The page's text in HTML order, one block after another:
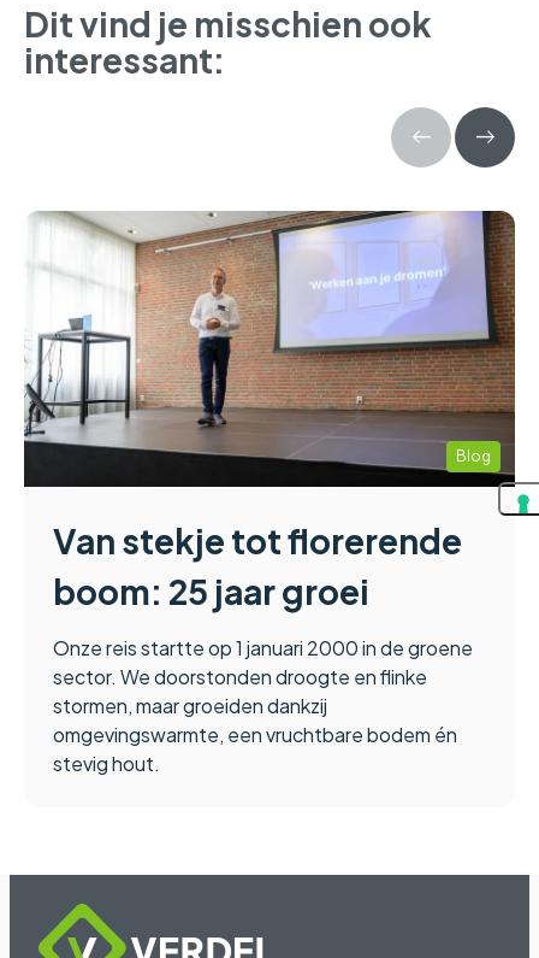
Dit vind je misschien ook
interessant:
Blog
Van stekje tot florerende
boom: 25 jaar groei
Onze reis startte op 1 januari 2000 in de groene
sector. We doorstonden droogte en flinke
stormen, maar groeiden dankzij
omgevingswarmte, een vruchtbare bodem én
stevig hout.